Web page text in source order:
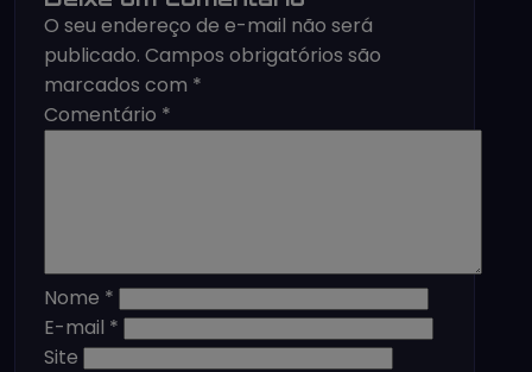
O seu endereço de e-mail não será
publicado. Campos obrigatórios são
marcados com *
Comentário *
Nome *
E-mail *
Site